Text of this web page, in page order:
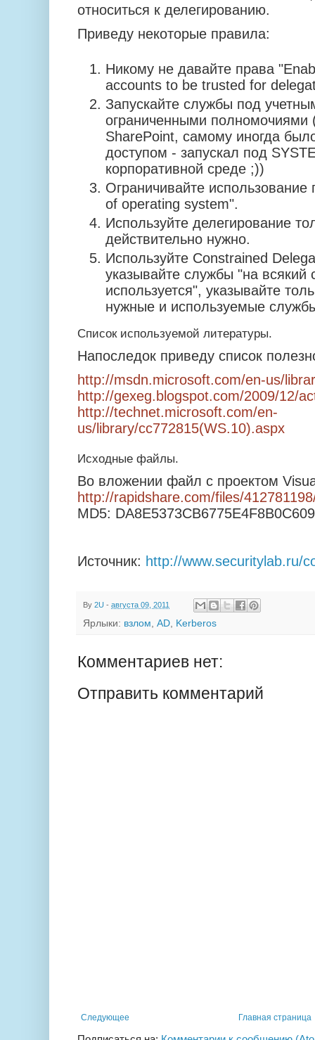
относиться к делегированию.
Приведу некоторые правила:
Никому не давайте права
accounts to be trusted for
Запускайте службы под
ограниченными полномочиями
SharePoint, самому иногда
доступом - запускал под
корпоративной среде ;))
Ограничивайте
of operating system".
Используйте делегирование
действительно нужно.
Используйте Constrained
указывайте службы "на всякий
используется", указывайте
нужные и используемые
Список используемой литературы.
Напоследок приведу список
http://msdn.microsoft.com/en-us/
http://gexeg.blogspot.com/2009/12/
http://technet.microsoft.com/en-
us/library/cc772815(WS.10).aspx
Исходные файлы.
Во вложении файл с проектом
http://rapidshare.com/files/
MD5:
Источник: http://www.securitylab.ru/
By 2U - августа 09, 2011
Ярлыки: взлом, AD, Kerberos
Комментариев нет:
Отправить комментарий
Следующее Главная страница